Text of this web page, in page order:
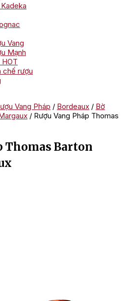
Vang
Mạnh
HOT
chế rượu
Vang Pháp / Bordeaux / Bờ
/ Rượu Vang Pháp Thomas
Thomas Barton